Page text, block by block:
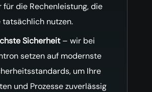
für die Rechenleistung, die
tatsächlich nutzen.
Sicherheit– wir bei
setzen auf modernste
um Ihre
und Prozesse zuverlässig